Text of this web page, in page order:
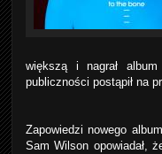
większą i nagrał
publiczności postąpił na
Zapowiedzi nowego
Sam Wilson opowiadał,